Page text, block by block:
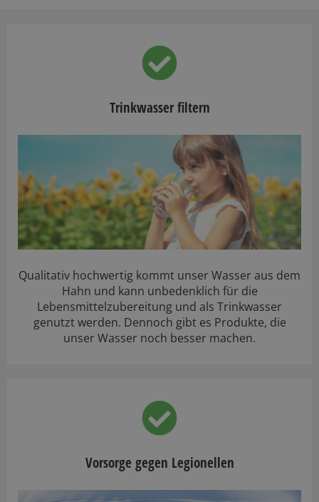
Trinkwasser filtern
Qualitativ hochwertig kommt unser Wasser aus dem
Hahn und kann unbedenklich für die
Lebensmittelzubereitung und als Trinkwasser
genutzt werden. Dennoch gibt es Produkte, die
unser Wasser noch besser machen.
Vorsorge gegen Legionellen